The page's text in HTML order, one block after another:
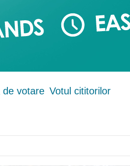
de votare Votul cititorilor